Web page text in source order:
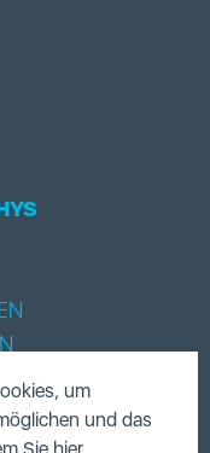
um
und das
Sie hier